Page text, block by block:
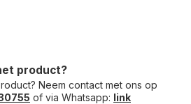
product?
Neem contact met ons op
of via Whatsapp: link